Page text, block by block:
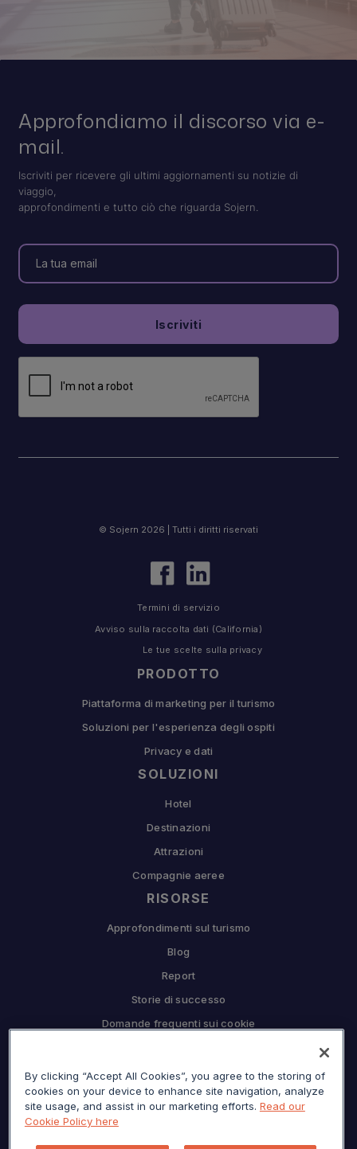
Approfondiamo il discorso via e-
mail.
Iscriviti per ricevere gli ultimi aggiornamenti su notizie di
viaggio,
approfondimenti e tutto ciò che riguarda Sojern.
PRODOTTO
Piattaforma di marketing per il turismo
Soluzioni per l'esperienza degli ospiti
Privacy e dati
SOLUZIONI
Hotel
Destinazioni
Attrazioni
Compagnie aeree
RISORSE
Approfondimenti sul turismo
Blog
Report
Storie di successo
Domande frequenti sui cookie
Perché Sojern
© Sojern 2026 | Tutti i diritti riservati
Termini di servizio
Avviso sulla raccolta dati (California)
Le tue scelte sulla privacy
By clicking “Accept All Cookies”, you agree to the storing of
cookies on your device to enhance site navigation, analyze
site usage, and assist in our marketing efforts. Read our
Cookie Policy here